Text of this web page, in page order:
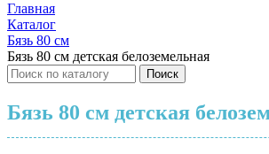
Главная
Каталог
Бязь 80 см
Бязь 80 см детская белоземельная
Поиск
Бязь 80 см детская